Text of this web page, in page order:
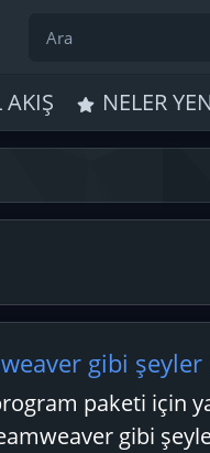
AKIŞ NELER
gibi
paketi için
gibi